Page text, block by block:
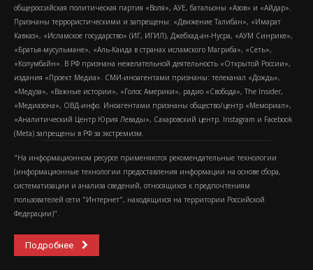
общероссийская политическая партия «Воля», АУЕ, батальоны «Азов» и «Айдар».
Признаны террористическими и запрещены: «Движение Талибан», «Имарат
Кавказ», «Исламское государство» (ИГ, ИГИЛ), Джебхад-ан-Нусра, «АУМ Синрике»,
«Братья-мусульмане», «Аль-Каида в странах исламского Магриба», «Сеть»,
«Колумбайн». В РФ признана нежелательной деятельность «Открытой России»,
издания «Проект Медиа». СМИ-иноагентами признаны: телеканал «Дождь»,
«Медуза», «Важные истории», «Голос Америки», радио «Свобода», The Insider,
«Медиазона», ОВД-инфо. Иноагентами признаны общество/центр «Мемориал»,
«Аналитический Центр Юрия Левады», Сахаровский центр. Instagram и Facebook
(Metа) запрещены в РФ за экстремизм.
"На информационном ресурсе применяются рекомендательные технологии
(информационные технологии предоставления информации на основе сбора,
систематизации и анализа сведений, относящихся к предпочтениям
пользователей сети "Интернет", находящихся на территории Российской
Федерации)".
Подробнее